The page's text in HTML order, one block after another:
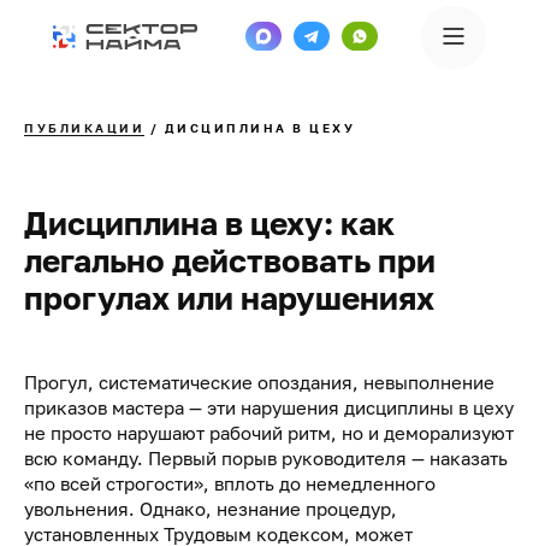
ПУБЛИКАЦИИ / ДИСЦИПЛИНА В ЦЕХУ
Дисциплина в цеху: как
легально действовать при
прогулах или нарушениях
Прогул, систематические опоздания, невыполнение
приказов мастера — эти нарушения дисциплины в цеху
не просто нарушают рабочий ритм, но и деморализуют
всю команду. Первый порыв руководителя — наказать
«по всей строгости», вплоть до немедленного
увольнения. Однако, незнание процедур,
установленных Трудовым кодексом, может